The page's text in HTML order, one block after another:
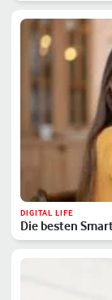
DIGITAL LIFE
Die besten